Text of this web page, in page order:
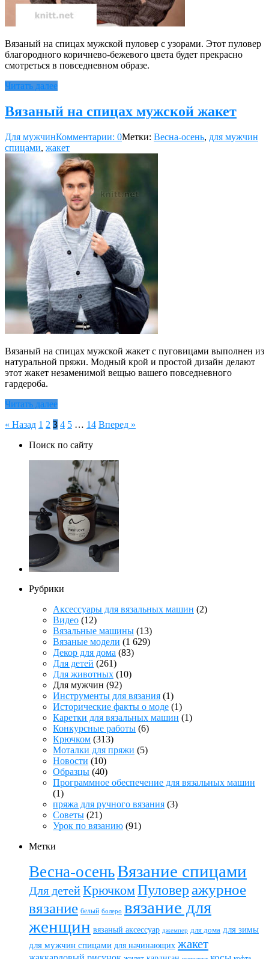
Вязаный на спицах мужской пуловер с узорами. Этот пуловер
благородного коричнево-бежевого цвета будет прекрасно
смотреться в повседневном образе.
Читать далее
Вязаный на спицах мужской жакет
Для мужчинКомментарии: 0Метки: Весна-осень, для мужчин
спицами, жакет
Вязаный на спицах мужской жакет с пуговицами выполнен из
натуральной пряжи. Модный крой и простой дизайн делают
этот жакет незаменимой вещью вашего повседневного
гардероба.
Читать далее
Пагинация
записей
« Назад 1 2 3 4 5 … 14 Вперед »
Поиск по сайту
Рубрики
Аксессуары для вязальных машин (2)
Видео (12)
Вязальные машины (13)
Вязаные модели (1 629)
Декор для дома (83)
Для детей (261)
Для животных (10)
Для мужчин (92)
Инструменты для вязания (1)
Исторические факты о моде (1)
Каретки для вязальных машин (1)
Конкурсные работы (6)
Крючком (313)
Моталки для пряжи (5)
Новости (10)
Образцы (40)
Программное обеспечение для вязальных машин
(1)
пряжа для ручного вязания (3)
Советы (21)
Урок по вязанию (91)
Метки
Весна-осеньВязание спицами
Для детейКрючкомПуловер ажурное
вязание белый болеро вязание для
женщин вязаный аксессуар джемпер для дома для зимы
для мужчин спицами для начинающих жакет